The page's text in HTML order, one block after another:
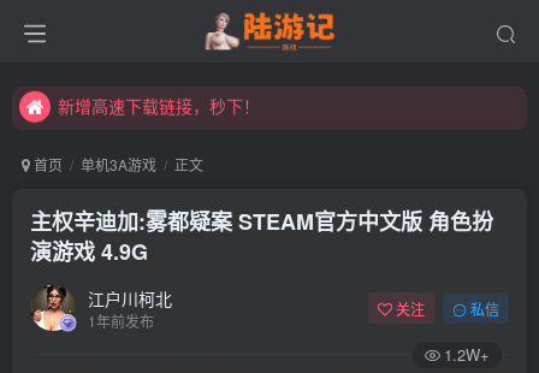
永久发布页，点此打开：https://xibeimenchuixue.github.io/fabuye/
永久发布页，点此打开：https://xibeimenchuixue.github.io/fabuye/
首页 单机3A游戏 正文
主权辛迪加:雾都疑案 STEAM官方中文版 角色扮
演游戏 4.9G
江户川柯北
1年前发布
关注 私信
1.2W+